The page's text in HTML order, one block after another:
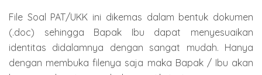
File Soal PAT/UKK ini dikemas dalam bentuk dokumen
(.doc) sehingga Bapak Ibu dapat menyesuaikan
identitas didalamnya dengan sangat mudah. Hanya
dengan membuka filenya saja maka Bapak / Ibu akan